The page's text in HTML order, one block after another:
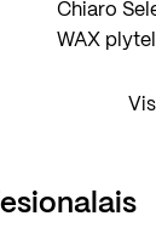
Chiaro
WAX